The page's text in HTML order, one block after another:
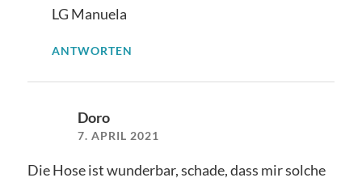
LG Manuela
ANTWORTEN
Doro
7. APRIL 2021
Die Hose ist wunderbar, schade, dass mir solche